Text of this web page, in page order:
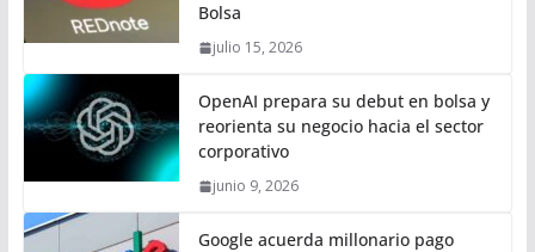
Bolsa
julio 15, 2026
OpenAI prepara su debut en bolsa y
reorienta su negocio hacia el sector
corporativo
junio 9, 2026
Google acuerda millonario pago